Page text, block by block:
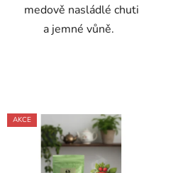
medově nasládlé chuti
a jemné vůně.
AKCE